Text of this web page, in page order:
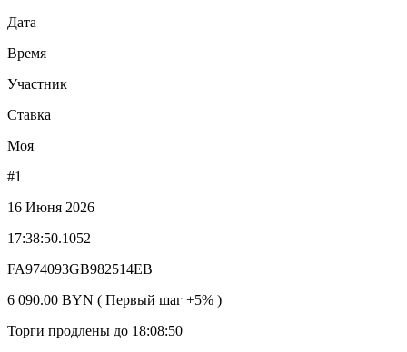
Дата
Время
Участник
Ставка
Моя
#1
16 Июня 2026
17:38:50.1052
FA974093GB982514EB
6 090.00 BYN ( Первый шаг +5% )
Торги продлены до 18:08:50